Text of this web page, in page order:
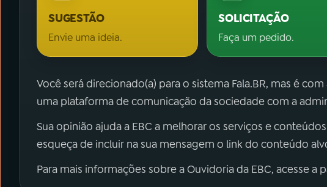
SUGESTÃO
Envie uma ideia.
SOLICITAÇÃO
Faça um pedido.
Você será direcionado(a) para o sistema Fala.BR, mas é
uma plataforma de comunicação da sociedade com a
Sua opinião ajuda a EBC a melhorar os serviços e
esqueça de incluir na sua mensagem o link do conteúdo
Para mais informações sobre a Ouvidoria da EBC, acesse a